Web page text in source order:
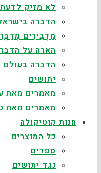
לא מזיק לדעת
הדברה
מַדְבִּירִים
הארה על
הדברה בעולם
יתושים
מאמרים מאת
מאמרים מאת
חנות קוטיקולה
כל המוצרים
ספרים
נגד יתושים